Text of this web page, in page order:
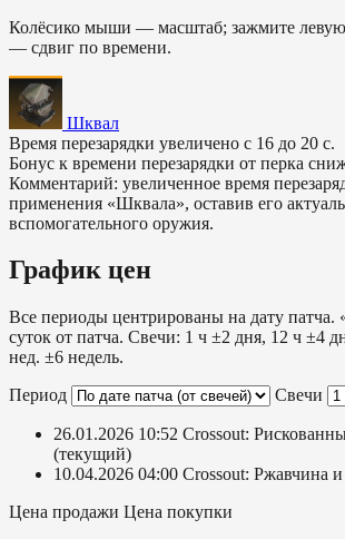
Колёсико мыши — масштаб; зажмите
— сдвиг по времени.
Шквал
Время перезарядки увеличено с 16 до 20 с.
Бонус к времени перезарядки от перка
Комментарий: увеличенное время
применения «Шквала», оставив его
вспомогательного оружия.
График цен
Все периоды центрированы на дату
суток от патча. Свечи: 1 ч ±2 дня, 12 ч ±4
нед. ±6 недель.
Период
Свечи
26.01.2026 10:52 Crossout:
(текущий)
10.04.2026 04:00 Crossout: Ржавчина
Цена продажи Цена покупки